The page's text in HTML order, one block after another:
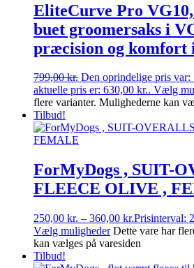
EliteCurve Pro
buet groomersaks i
præcision og komfort
799,00kr. Den oprindelige pris var:
aktuelle pris er: 630,00 kr.. Vælg
flere varianter. Mulighederne kan
Tilbud!
ForMyDogs , SUIT-
FLEECE OLIVE ,
250,00 kr. – 360,00 kr.Prisinterval:
Vælg muligheder Dette vare har
kan vælges på varesiden
Tilbud!